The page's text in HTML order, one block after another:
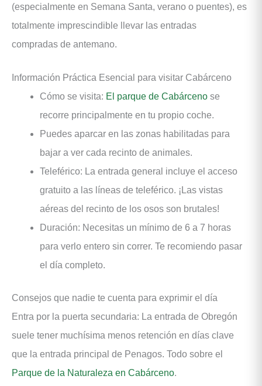
(especialmente en Semana Santa, verano o puentes), es
totalmente imprescindible llevar las entradas
compradas de antemano.
Información Práctica Esencial para visitar Cabárceno
Cómo se visita: El parque de Cabárceno se
recorre principalmente en tu propio coche.
Puedes aparcar en las zonas habilitadas para
bajar a ver cada recinto de animales.
Teleférico: La entrada general incluye el acceso
gratuito a las líneas de teleférico. ¡Las vistas
aéreas del recinto de los osos son brutales!
Duración: Necesitas un mínimo de 6 a 7 horas
para verlo entero sin correr. Te recomiendo pasar
el día completo.
Consejos que nadie te cuenta para exprimir el día
Entra por la puerta secundaria: La entrada de Obregón
suele tener muchísima menos retención en días clave
que la entrada principal de Penagos. Todo sobre el
Parque de la Naturaleza en Cabárceno.